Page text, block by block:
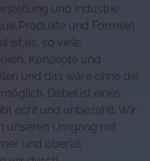
und Industrie
Produkte und Formeln
ist es, so viele
Konzepte und
und das wäre ohne die
Dabei ist eines
echt und unbezahlt. Wir
unseren Umgang mit
und überall